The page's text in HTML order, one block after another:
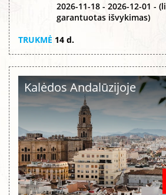
2026-11-18 - 2026-12-01 -
garantuotas išvykimas)
TRUKMĖ 14 d.
Kalėdos Andalūzijoje